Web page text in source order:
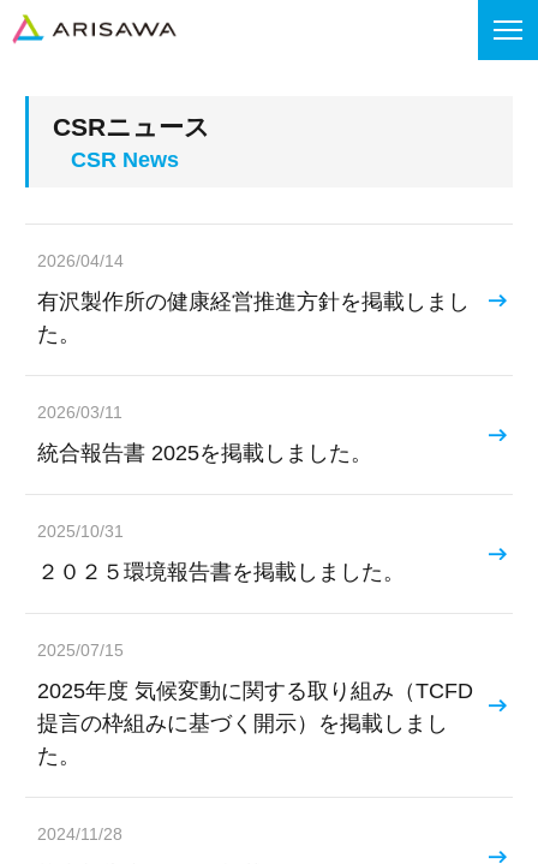
CSRニュース
2026/04/14
有沢製作所の健康経営推進方針を掲載しまし
た。
2026/03/11
統合報告書 2025を掲載しました。
2025/10/31
２０２５環境報告書を掲載しました。
2025/07/15
2025年度 気候変動に関する取り組み（TCFD
提言の枠組みに基づく開示）を掲載しまし
た。
2024/11/28